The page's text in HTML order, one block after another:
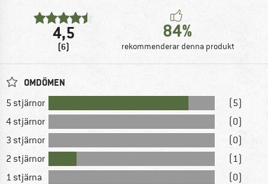
4,5
(6)
84%
rekommenderar denna produkt
OMDÖMEN
5 stjärnor
(5)
4 stjärnor
(0)
3 stjärnor
(0)
2 stjärnor
(1)
1 stjärna
(0)